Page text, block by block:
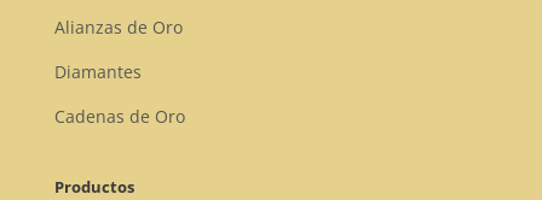
Alianzas de Oro
Diamantes
Cadenas de Oro
Productos